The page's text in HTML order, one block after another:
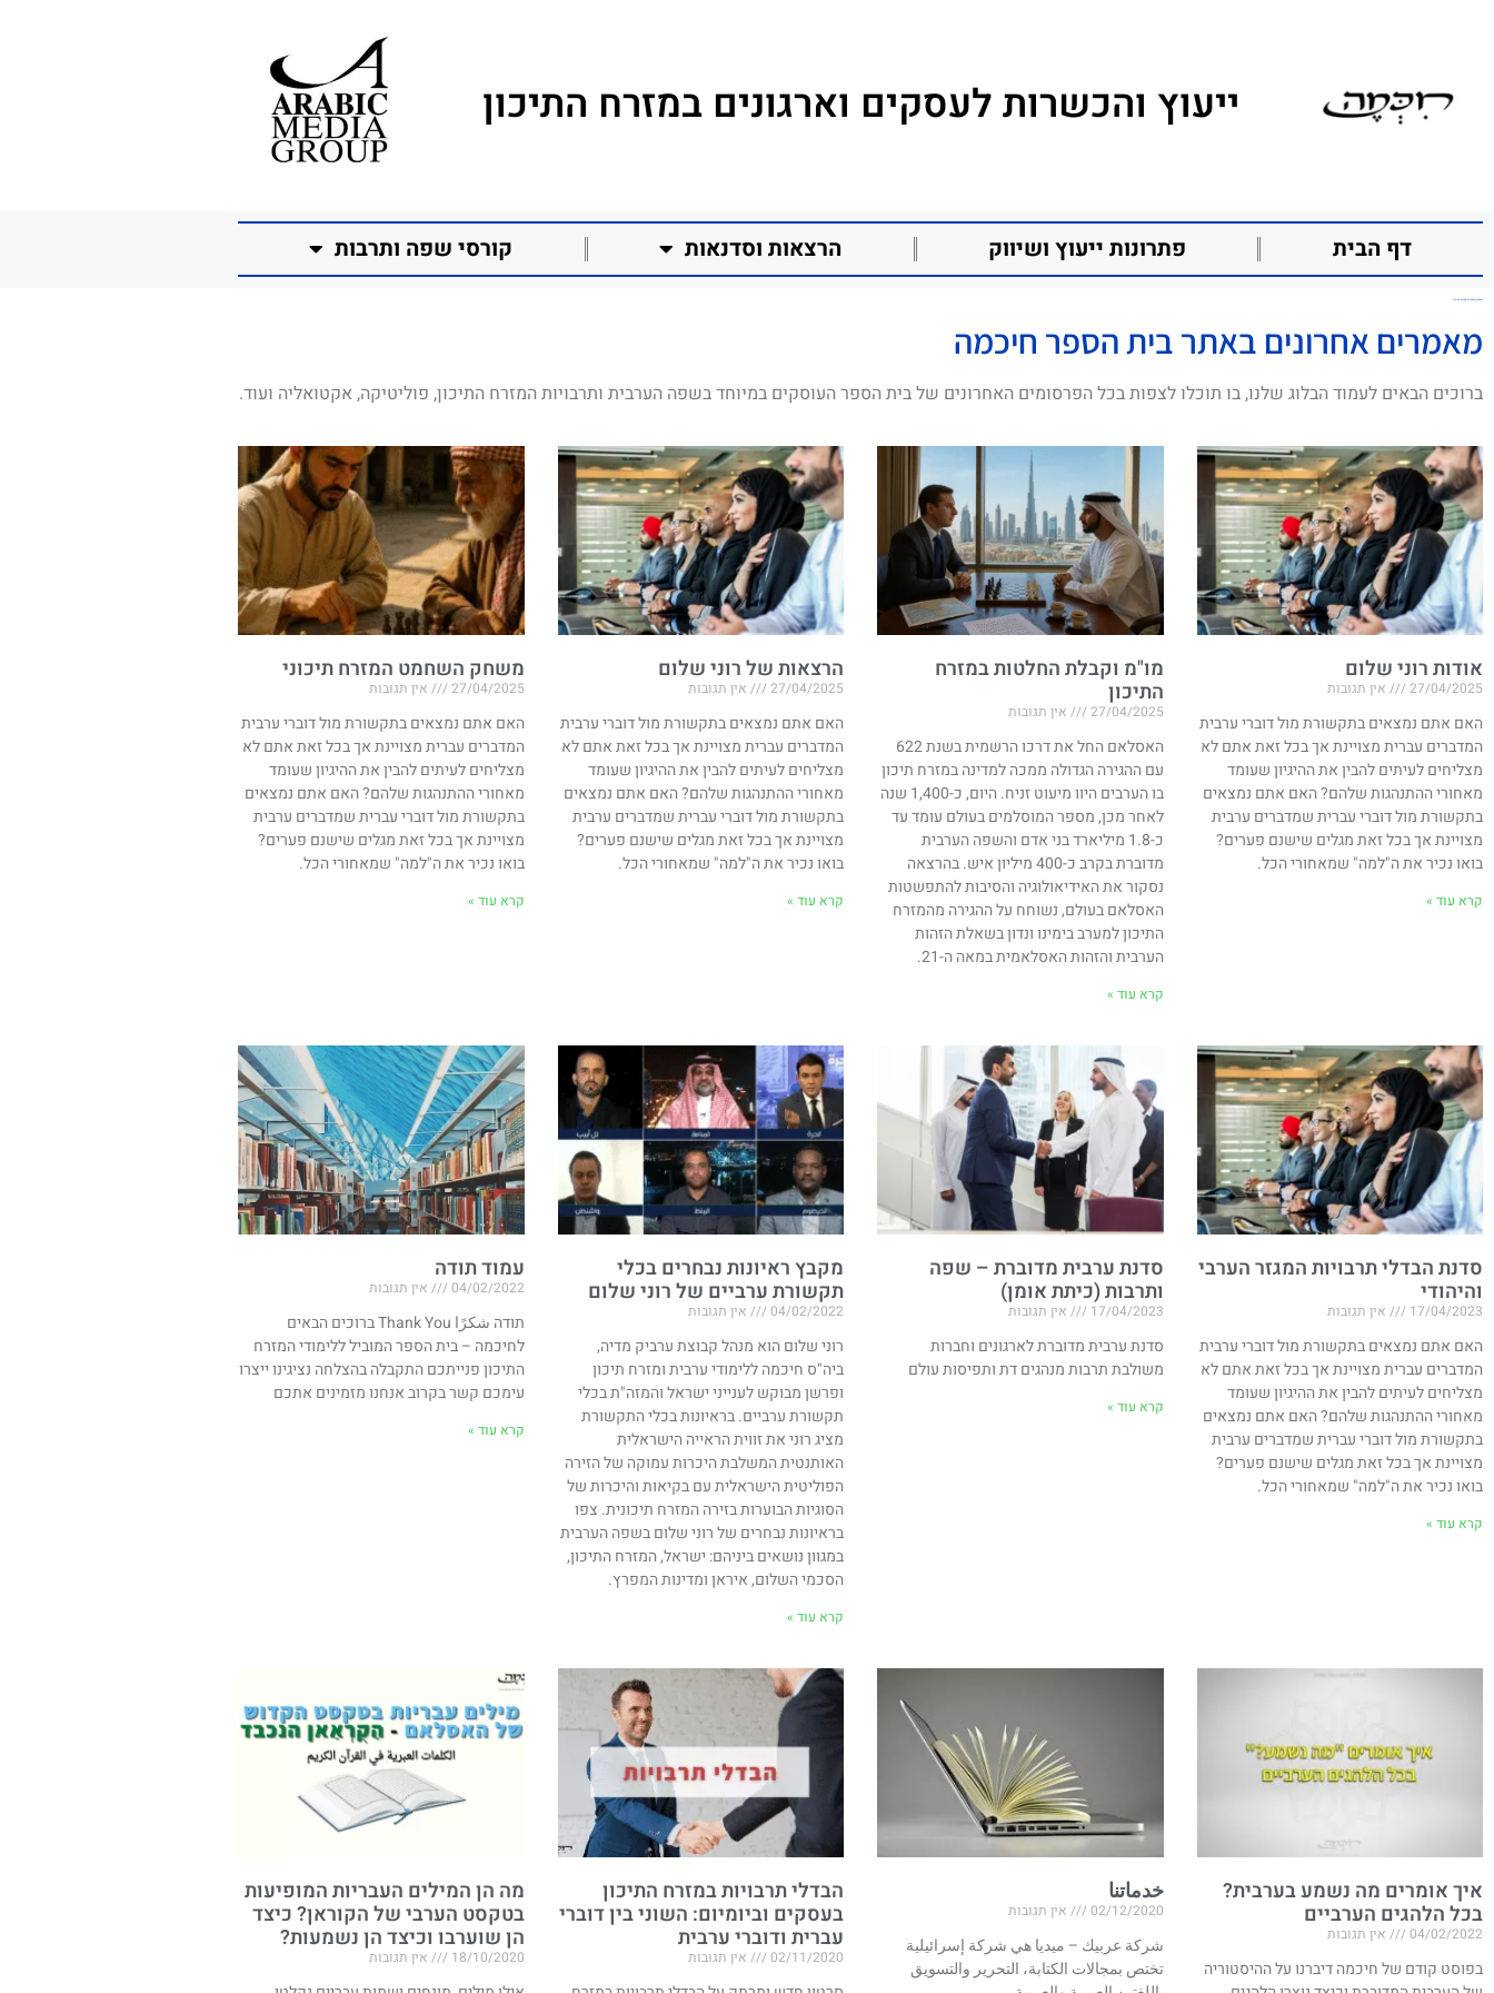
ייעוץ והכשרות לעסקים וארגונים במזרח התיכון
דף הבית פתרונות ייעוץ ושיווק הרצאות וסדנאות קורסי שפה ותרבות
רשתות חברתיות במזרח התיכון
מאמרים אחרונים באתר בית הספר חיכמה
ברוכים הבאים לעמוד הבלוג שלנו, בו תוכלו לצפות בכל הפרסומים האחרונים של בית הספר העוסקים במיוחד בשפה הערבית ותרבויות המזרח התיכון, פוליטיקה, אקטואליה ועוד.
אודות רוני שלום
27/04/2025 אין תגובות
האם אתם נמצאים בתקשורת מול דוברי ערבית
המדברים עברית מצויינת אך בכל זאת אתם לא
מצליחים לעיתים להבין את ההיגיון שעומד
מאחורי ההתנהגות שלהם? האם אתם נמצאים
בתקשורת מול דוברי עברית שמדברים ערבית
מצויינת אך בכל זאת מגלים שישנם פערים?
בואו נכיר את ה"למה" שמאחורי הכל.
קרא עוד »
מו"מ וקבלת החלטות במזרח
התיכון
27/04/2025 אין תגובות
האסלאם החל את דרכו הרשמית בשנת 622
עם ההגירה הגדולה ממכה למדינה במזרח תיכון
בו הערבים היוו מיעוט זניח. היום, כ-1,400 שנה
לאחר מכן, מספר המוסלמים בעולם עומד עד
כ-1.8 מיליארד בני אדם והשפה הערבית
מדוברת בקרב כ-400 מיליון איש. בהרצאה
נסקור את האידיאולוגיה והסיבות להתפשטות
האסלאם בעולם, נשוחח על ההגירה מהמזרח
התיכון למערב בימינו ונדון בשאלת הזהות
הערבית והזהות האסלאמית במאה ה-21.
קרא עוד »
הרצאות של רוני שלום
27/04/2025 אין תגובות
האם אתם נמצאים בתקשורת מול דוברי ערבית
המדברים עברית מצויינת אך בכל זאת אתם לא
מצליחים לעיתים להבין את ההיגיון שעומד
מאחורי ההתנהגות שלהם? האם אתם נמצאים
בתקשורת מול דוברי עברית שמדברים ערבית
מצויינת אך בכל זאת מגלים שישנם פערים?
בואו נכיר את ה"למה" שמאחורי הכל.
קרא עוד »
משחק השחמט המזרח תיכוני
27/04/2025 אין תגובות
האם אתם נמצאים בתקשורת מול דוברי ערבית
המדברים עברית מצויינת אך בכל זאת אתם לא
מצליחים לעיתים להבין את ההיגיון שעומד
מאחורי ההתנהגות שלהם? האם אתם נמצאים
בתקשורת מול דוברי עברית שמדברים ערבית
מצויינת אך בכל זאת מגלים שישנם פערים?
בואו נכיר את ה"למה" שמאחורי הכל.
קרא עוד »
סדנת הבדלי תרבויות המגזר הערבי
והיהודי
17/04/2023 אין תגובות
האם אתם נמצאים בתקשורת מול דוברי ערבית
המדברים עברית מצויינת אך בכל זאת אתם לא
מצליחים לעיתים להבין את ההיגיון שעומד
מאחורי ההתנהגות שלהם? האם אתם נמצאים
בתקשורת מול דוברי עברית שמדברים ערבית
מצויינת אך בכל זאת מגלים שישנם פערים?
בואו נכיר את ה"למה" שמאחורי הכל.
קרא עוד »
סדנת ערבית מדוברת – שפה
ותרבות (כיתת אומן)
17/04/2023 אין תגובות
סדנת ערבית מדוברת לארגונים וחברות
משולבת תרבות מנהגים דת ותפיסות עולם
קרא עוד »
מקבץ ראיונות נבחרים בכלי
תקשורת ערביים של רוני שלום
04/02/2022 אין תגובות
רוני שלום הוא מנהל קבוצת ערביק מדיה,
ביה"ס חיכמה ללימודי ערבית ומזרח תיכון
ופרשן מבוקש לענייני ישראל והמזה"ת בכלי
תקשורת ערביים. בראיונות בכלי התקשורת
מציג רוני את זווית הראייה הישראלית
האותנטית המשלבת היכרות עמוקה של הזירה
הפוליטית הישראלית עם בקיאות והיכרות של
הסוגיות הבוערות בזירה המזרח תיכונית. צפו
בראיונות נבחרים של רוני שלום בשפה הערבית
במגוון נושאים ביניהם: ישראל, המזרח התיכון,
הסכמי השלום, איראן ומדינות המפרץ.
קרא עוד »
עמוד תודה
04/02/2022 אין תגובות
תודה شكرًا Thank You ברוכים הבאים
לחיכמה – בית הספר המוביל ללימודי המזרח
התיכון פנייתכם התקבלה בהצלחה נציגינו ייצרו
עימכם קשר בקרוב אנחנו מזמינים אתכם
קרא עוד »
איך אומרים מה נשמע בערבית?
בכל הלהגים הערביים
04/02/2022 אין תגובות
בפוסט קודם של חיכמה דיברנו על ההיסטוריה
خدماتنا
02/12/2020 אין תגובות
شركة عربيك – ميديا هي شركة إسرائيلية
تختص بمجالات الكتابة، التحرير والتسويق
הבדלי תרבויות במזרח התיכון
בעסקים וביומיום: השוני בין דוברי
עברית ודוברי ערבית
02/11/2020 אין תגובות
מה הן המילים העבריות המופיעות
בטקסט הערבי של הקוראן? כיצד
הן שוערבו וכיצד הן נשמעות?
18/10/2020 אין תגובות